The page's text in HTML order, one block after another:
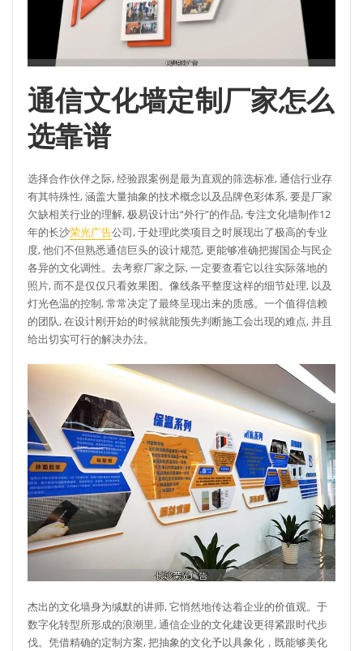
通信文化墙定制厂家怎么
选靠谱
选择合作伙伴之际, 经验跟案例是最为直观的筛选标准, 通信行业存
有其特殊性, 涵盖大量抽象的技术概念以及品牌色彩体系, 要是厂家
欠缺相关行业的理解, 极易设计出“外行”的作品, 专注文化墙制作12
年的长沙荣光广告公司, 于处理此类项目之时展现出了极高的专业
度, 他们不但熟悉通信巨头的设计规范, 更能够准确把握国企与民企
各异的文化调性。去考察厂家之际, 一定要查看它以往实际落地的
照片, 而不是仅仅只看效果图。像线条平整度这样的细节处理, 以及
灯光色温的控制, 常常决定了最终呈现出来的质感。一个值得信赖
的团队, 在设计刚开始的时候就能预先判断施工会出现的难点, 并且
给出切实可行的解决办法。
杰出的文化墙身为缄默的讲师, 它悄然地传达着企业的价值观。于
数字化转型所形成的浪潮里, 通信企业的文化建设更得紧跟时代步
伐。凭借精确的定制方案, 把抽象的文化予以具象化，既能够美化